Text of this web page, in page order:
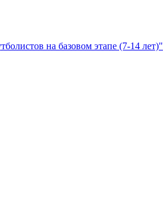
на базовом этапе (7-14 лет)"